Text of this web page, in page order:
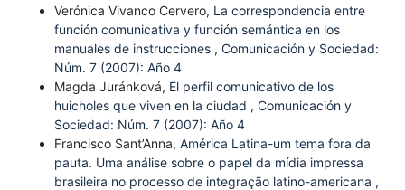
Verónica Vivanco Cervero, La correspondencia entre
función comunicativa y función semántica en los
manuales de instrucciones , Comunicación y Sociedad:
Núm. 7 (2007): Año 4
Magda Juránková, El perfil comunicativo de los
huicholes que viven en la ciudad , Comunicación y
Sociedad: Núm. 7 (2007): Año 4
Francisco Sant’Anna, América Latina-um tema fora da
pauta. Uma análise sobre o papel da mídia impressa
brasileira no processo de integração latino-americana ,